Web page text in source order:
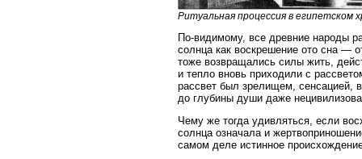
Ритуальная процессия в египетском
По-видимому, все древние народы
солнца как воскрешение ото сна —
тоже возвращались силы жить,
и тепло вновь приходили с
рассвет был зрелищем, сенсацией, в
до глубины души даже
Чему же тогда удивляться, если
солнца означала и
самом деле истинное